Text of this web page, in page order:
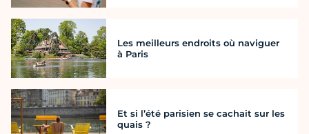
Les meilleurs endroits où naviguer
à Paris
Et si l’été parisien se cachait sur les
quais ?